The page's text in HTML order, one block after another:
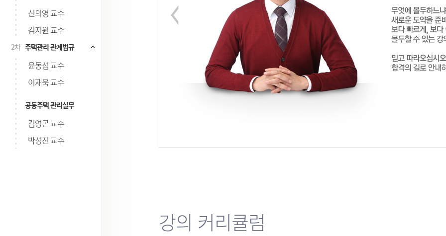
회계원리 김양수 교수
회계원리! 신세계를 만
신의영 교수
김지원 교수
2차
시험
주택관리 관계법규
윤동섭 교수
이재욱 교수
공동주택 관리실무
김영곤 교수
박성진 교수
강의 커리큘럼